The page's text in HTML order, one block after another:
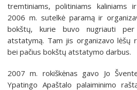
tremtiniams, politiniams kaliniams
2006 m. sutelkė paramą ir
bokštų, kurie buvo nugriauti
atstatymą. Tam jis organizavo lėšų
bei pačius bokštų atstatymo darbus.
2007 m. rokiškėnas gavo Jo
Ypatingo Apaštalo palaiminimo